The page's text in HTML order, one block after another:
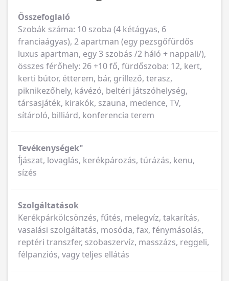
Összefoglaló
Szobák száma: 10 szoba (4 kétágyas, 6
franciaágyas), 2 apartman (egy pezsgőfürdős
luxus apartman, egy 3 szobás /2 háló + nappali/),
összes férőhely: 26 +10 fő, fürdőszoba: 12, kert,
kerti bútor, étterem, bár, grillező, terasz,
piknikezőhely, kávézó, beltéri játszóhelység,
társasjáték, kirakók, szauna, medence, TV,
sítároló, billiárd, konferencia terem
Tevékenységek"
Íjászat, lovaglás, kerékpározás, túrázás, kenu,
sízés
Szolgáltatások
Kerékpárkölcsönzés, fűtés, melegvíz, takarítás,
vasalási szolgáltatás, mosóda, fax, fénymásolás,
reptéri transzfer, szobaszervíz, masszázs, reggeli,
félpanziós, vagy teljes ellátás